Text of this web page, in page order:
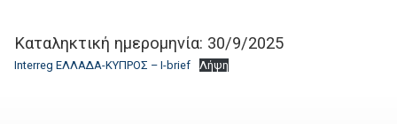
Καταληκτική ημερομηνία: 30/9/2025
Interreg ΕΛΛΑΔΑ-ΚΥΠΡΟΣ – I-brief Λήψη